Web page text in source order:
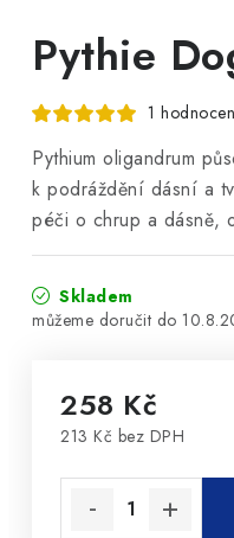
Pythie
1
Pythium oligandrum p
k podráždění dásní a
péči o chrup a dásně,
Skladem
258 Kč
213 Kč bez DPH